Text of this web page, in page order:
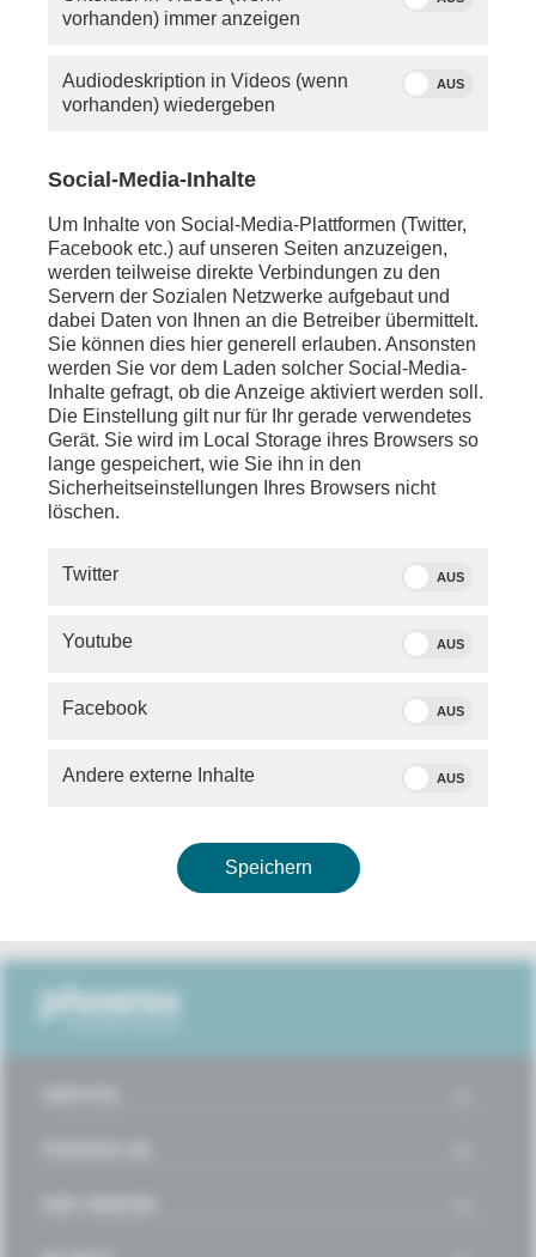
Über dieses Thema berichtet phoenix am
01.06.2026 um 13:00 Uhr in "phoenix vor ort".
ÄHNLICHE BEITRÄGE
DLRG stellt Zwischenbilanz für
Sommer 2026 vor
vorhanden) immer anzeigen
Audiodeskription in Videos (wenn
vorhanden) wiedergeben
AUS
Social-Media-Inhalte
Um Inhalte von Social-Media-Plattformen (Twitter,
Facebook etc.) auf unseren Seiten anzuzeigen,
werden teilweise direkte Verbindungen zu den
Servern der Sozialen Netzwerke aufgebaut und
dabei Daten von Ihnen an die Betreiber übermittelt.
Sie können dies hier generell erlauben. Ansonsten
werden Sie vor dem Laden solcher Social-Media-
Inhalte gefragt, ob die Anzeige aktiviert werden soll.
Die Einstellung gilt nur für Ihr gerade verwendetes
Gerät. Sie wird im Local Storage ihres Browsers so
lange gespeichert, wie Sie ihn in den
Sicherheitseinstellungen Ihres Browsers nicht
löschen.
Twitter AUS
Youtube AUS
Facebook AUS
Andere externe Inhalte AUS
Speichern